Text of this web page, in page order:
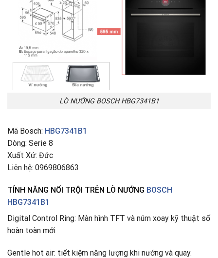
LÒ NƯỚNG BOSCH HBG7341B1
Mã Bosch: HBG7341B1
Dòng: Serie 8
Xuất Xứ: Đức
Liên hệ: 0969806863
TÍNH NĂNG NỔI TRỘI TRÊN LÒ NƯỚNG BOSCH
HBG7341B1
Digital Control Ring: Màn hình TFT và núm xoay kỹ thuật số
hoàn toàn mới
Gentle hot air: tiết kiệm năng lượng khi nướng và quay.